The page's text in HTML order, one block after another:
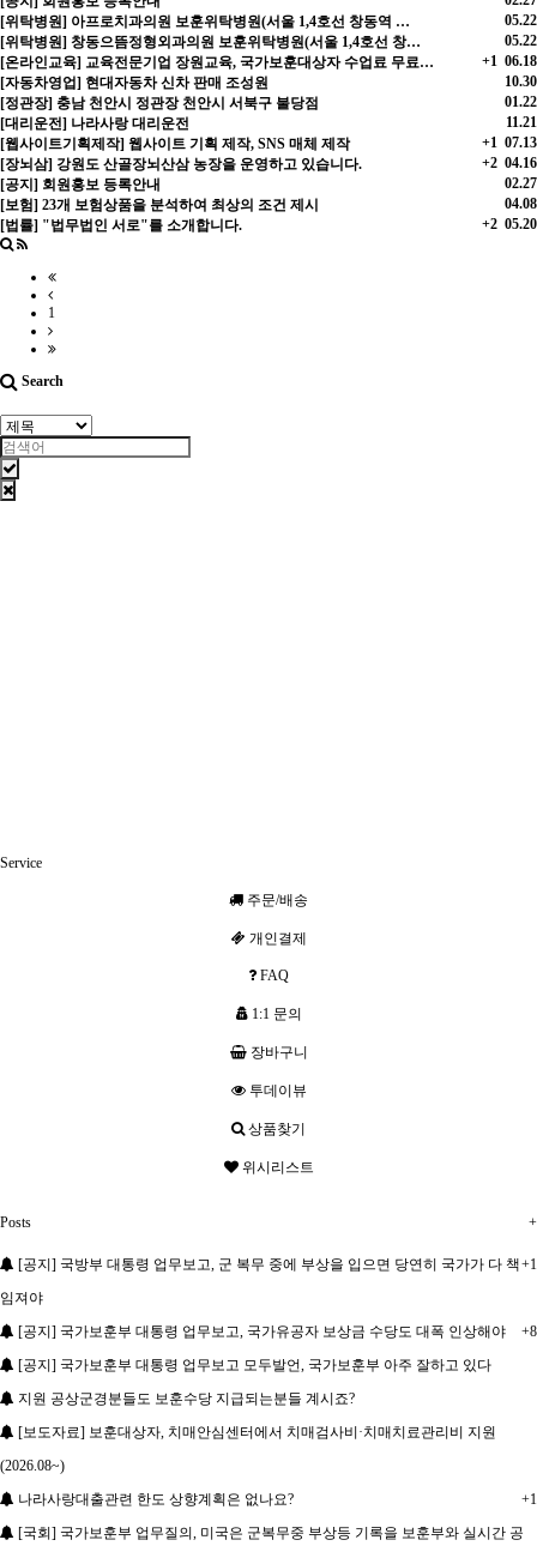
05.22
[위탁병원] 아프로치과의원 보훈위탁병원(서울 1,4호선 창동역 …
05.22
[위탁병원] 창동으뜸정형외과의원 보훈위탁병원(서울 1,4호선 창…
+1 06.18
[온라인교육] 교육전문기업 장원교육, 국가보훈대상자 수업료 무료…
10.30
[자동차영업] 현대자동차 신차 판매 조성원
01.22
[정관장] 충남 천안시 정관장 천안시 서북구 불당점
11.21
[대리운전] 나라사랑 대리운전
+1 07.13
[웹사이트기획제작] 웹사이트 기획 제작, SNS 매체 제작
+2 04.16
[장뇌삼] 강원도 산골장뇌산삼 농장을 운영하고 있습니다.
02.27
[공지] 회원홍보 등록안내
04.08
[보험] 23개 보험상품을 분석하여 최상의 조건 제시
+2 05.20
[법률] "법무법인 서로"를 소개합니다.
1
Search
Service
주문/배송
개인결제
FAQ
1:1 문의
장바구니
투데이뷰
상품찾기
위시리스트
+
Posts
+1
[공지] 국방부 대통령 업무보고, 군 복무 중에 부상을 입으면 당연히 국가가 다 책
임져야
+8
[공지] 국가보훈부 대통령 업무보고, 국가유공자 보상금 수당도 대폭 인상해야
[공지] 국가보훈부 대통령 업무보고 모두발언, 국가보훈부 아주 잘하고 있다
지원 공상군경분들도 보훈수당 지급되는분들 계시죠?
[보도자료] 보훈대상자, 치매안심센터에서 치매검사비·치매치료관리비 지원
(2026.08~)
+1
나라사랑대출관련 한도 상향계획은 없나요?
[국회] 국가보훈부 업무질의, 미국은 군복무중 부상등 기록을 보훈부와 실시간 공